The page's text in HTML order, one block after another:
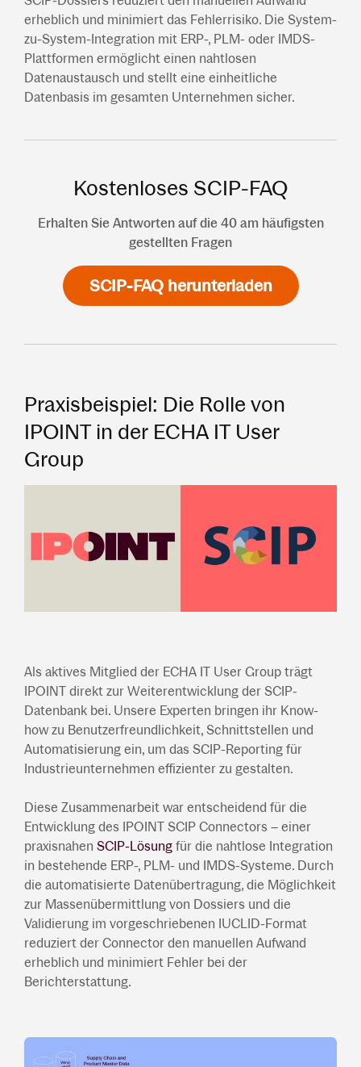
erheblich und minimiert das Fehlerrisiko. Die System-
zu-System-Integration mit ERP-, PLM- oder IMDS-
Plattformen ermöglicht einen nahtlosen
Datenaustausch und stellt eine einheitliche
Datenbasis im gesamten Unternehmen sicher.
Kostenloses SCIP-FAQ
Erhalten Sie Antworten auf die 40 am häufigsten
gestellten Fragen
SCIP-FAQ herunterladen
Praxisbeispiel: Die Rolle von
IPOINT in der ECHA IT User
Group
Als aktives Mitglied der ECHA IT User Group trägt
IPOINT direkt zur Weiterentwicklung der SCIP-
Datenbank bei. Unsere Experten bringen ihr Know-
how zu Benutzerfreundlichkeit, Schnittstellen und
Automatisierung ein, um das SCIP-Reporting für
Industrieunternehmen effizienter zu gestalten.
Diese Zusammenarbeit war entscheidend für die
Entwicklung des IPOINT SCIP Connectors – einer
praxisnahen SCIP-Lösung für die nahtlose Integration
in bestehende ERP-, PLM- und IMDS-Systeme. Durch
die automatisierte Datenübertragung, die Möglichkeit
zur Massenübermittlung von Dossiers und die
Validierung im vorgeschriebenen IUCLID-Format
reduziert der Connector den manuellen Aufwand
erheblich und minimiert Fehler bei der
Berichterstattung.